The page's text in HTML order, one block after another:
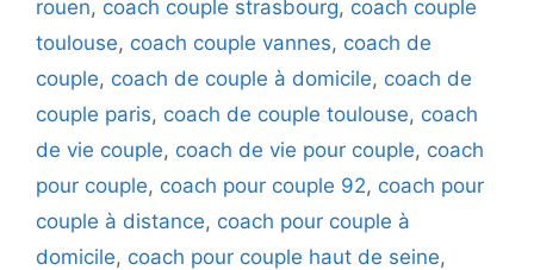
rouen, coach couple strasbourg, coach couple
toulouse, coach couple vannes, coach de
couple, coach de couple à domicile, coach de
couple paris, coach de couple toulouse, coach
de vie couple, coach de vie pour couple, coach
pour couple, coach pour couple 92, coach pour
couple à distance, coach pour couple à
domicile, coach pour couple haut de seine,